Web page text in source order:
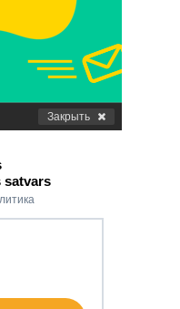
Закрыть
satvars